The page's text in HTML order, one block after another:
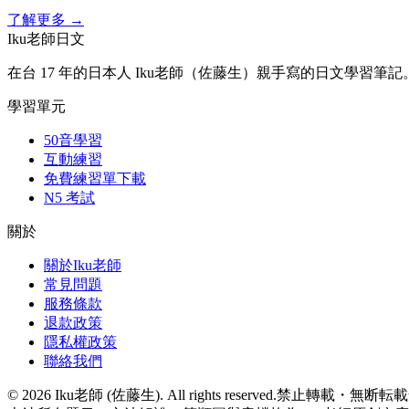
了解更多 →
Iku老師日文
在台 17 年的日本人 Iku老師（佐藤生）親手寫的日文學習筆記
學習單元
50音學習
互動練習
免費練習單下載
N5 考試
關於
關於Iku老師
常見問題
服務條款
退款政策
隱私權政策
聯絡我們
© 2026 Iku老師 (佐藤生). All rights reserved.禁止轉載・無断転